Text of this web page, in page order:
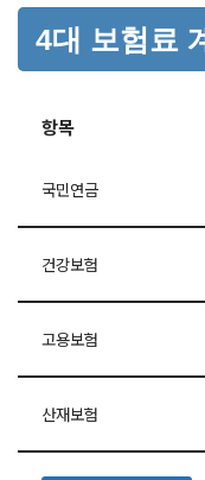
4대 보험료
항목
국민연금
건강보험
고용보험
산재보험